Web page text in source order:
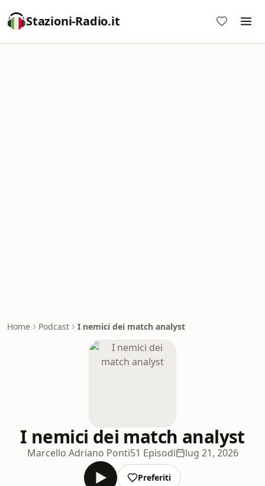
Stazioni-Radio.it
Home Podcast I nemici dei match analyst
I nemici dei match analyst
Marcello Adriano Ponti51 Episodi lug 21, 2026
Preferiti